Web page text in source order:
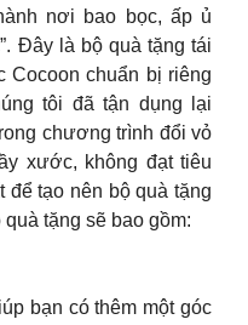
nơi bao bọc, ấp ủ
Đây là bộ quà tặng tái
chuẩn bị riêng
tôi đã tận dụng lại
chương trình đổi vỏ
xước, không đạt tiêu
để tạo nên bộ quà tặng
tặng sẽ bao gồm:
bạn có thêm một góc